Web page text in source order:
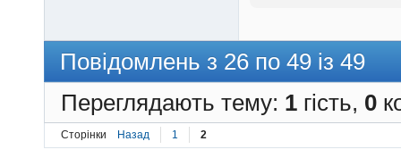
Повідомлень з 26 по 49 із 49
Переглядають тему: 1 гість, 0
Сторінки Назад 1 2